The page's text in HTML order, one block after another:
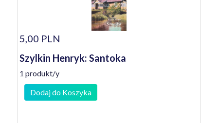
5,00 PLN
Szylkin Henryk: Santoka
1 produkt/y
Dodaj do Koszyka